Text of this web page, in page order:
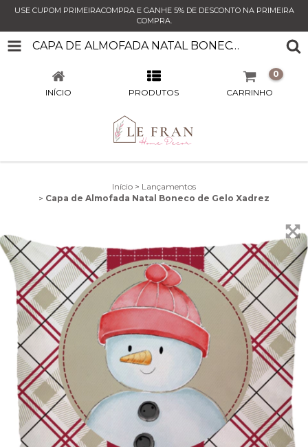
USE CUPOM PRIMEIRACOMPRA E GANHE 5% DE DESCONTO NA PRIMEIRA
COMPRA.
CAPA DE ALMOFADA NATAL BONECO DE GELO XADREZ
INÍCIO PRODUTOS CARRINHO
0
Início > Lançamentos
> Capa de Almofada Natal Boneco de Gelo Xadrez